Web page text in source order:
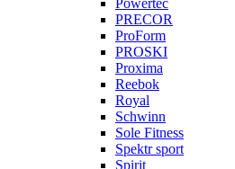
Powertec
PRECOR
ProForm
PROSKI
Proxima
Reebok
Royal
Schwinn
Sole Fitness
Spektr sport
Spirit